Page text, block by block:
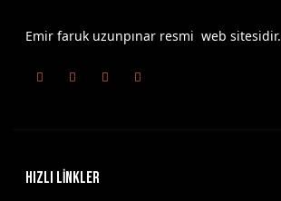
Emir faruk uzunpınar resmi web sitesidir.
HIZLI LİNKLER